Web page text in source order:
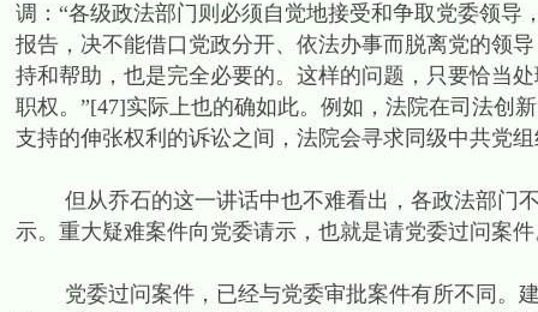
调：“各级政法部门则必须自觉地接受和争取党委领
报告，决不能借口党政分开、依法办事而脱离党的领
持和帮助，也是完全必要的。这样的问题，只要恰当
职权。”[47]实际上也的确如此。例如，法院在司法创
支持的伸张权利的诉讼之间，法院会寻求同级中共党
但从乔石的这一讲话中也不难看出，各政法部门不
示。重大疑难案件向党委请示，也就是请党委过问案
党委过问案件，已经与党委审批案件有所不同。建